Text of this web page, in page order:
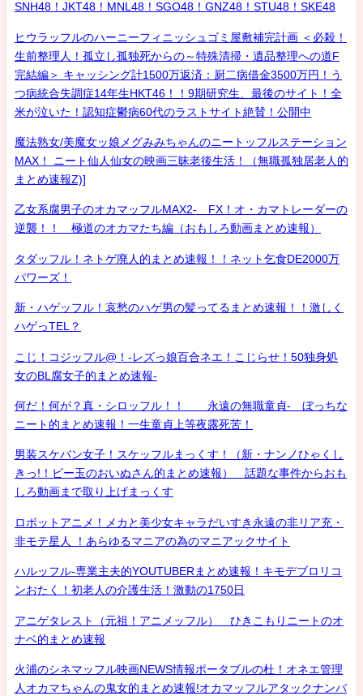
SNH48！JKT48！MNL48！SGO48！GNZ48！STU48！SKE48
ヒウラッフルのハーニーフィニッシュゴミ屋敷補完計画 ＜必殺！
生前整理人！孤立し孤独死からの～特殊清掃・遺品整理への道F
完結編＞ キャッシング計1500万返済：厨二病借金3500万円！う
つ病統合失調症14年生HKT46！！9期研究生、最後のサイト！全
米が泣いた！認知症鬱病60代のラストサイト絶賛！公開中
魔法熟女/美魔女ッ娘メグみみちゃんのニートッフルステーション
MAX！ ニート仙人仙女の映画三昧老後生活！（無職孤独居老人的
まとめ速報Z)]
乙女系腐男子のオカマッフルMAX2- FX！オ・カマトレーダーの
逆襲！！ 極道のオカマたち編（おもしろ動画まとめ速報）
タダッフル！ネトゲ廃人的まとめ速報！！ネット乞食DE2000万
パワーズ！
新・ハゲッフル！哀愁のハゲ男の髪ってるまとめ速報！！激しく
ハゲっTEL？
こじ！コジッフル@！-レズっ娘百合ネエ！こじらせ！50独身処
女のBL腐女子的まとめ速報-
何だ！何が？真・シロッフル！！ 永遠の無職童貞- ぼっちな
ニート的まとめ速報！一生童貞上等夜露死苦！
男装スケバン女子！スケッフルまっくす！（新・ナンノひゃくし
きっ!！ビー玉のおいぬさん的まとめ速報） 話題な事件からおも
しろ動画まで取り上げまっくす
ロボットアニメ！メカと美少女キャラだいすき永遠の非リア充・
非モテ星人 ！あらゆるマニアの為のマニアックサイト
ハルッフル-専業主夫的YOUTUBERまとめ速報！キモデブロリコ
ンおたく！初老人の介護生活！激動の1750日
アニゲタレスト（元祖！アニメッフル） ひきこもりニートのオ
ナベ的まとめ速報
火浦のシネマッフル映画NEWS情報ポータブルの杜！オネエ管理
人オカマちゃんの鬼女的まとめ速報!オカマッフルアタックナンバ